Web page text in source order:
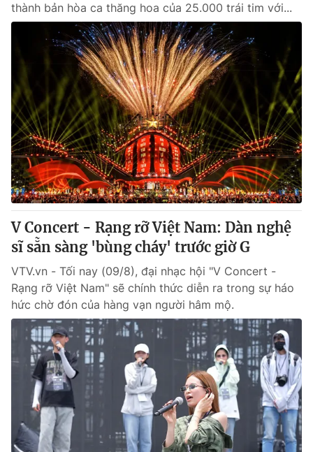
thành bản hòa ca thăng hoa của 25.000 trái tim với...
V Concert - Rạng rỡ Việt Nam: Dàn nghệ
sĩ sẵn sàng 'bùng cháy' trước giờ G
VTV.vn - Tối nay (09/8), đại nhạc hội "V Concert -
Rạng rỡ Việt Nam" sẽ chính thức diễn ra trong sự háo
hức chờ đón của hàng vạn người hâm mộ.